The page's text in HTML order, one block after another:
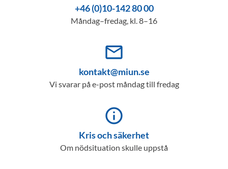
+46 (0)10-142 80 00
Måndag–fredag, kl. 8–16
mail_outline
kontakt@miun.se
Vi svarar på e-post måndag till fredag
info_outline
Kris och säkerhet
Om nödsituation skulle uppstå